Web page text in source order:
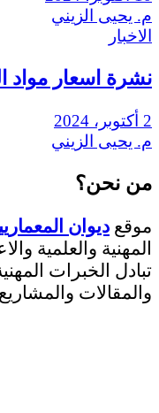
م. يحيى الزيني
الاخبار
نشرة اسعار مواد
2 أكتوبر، 2024
م. يحيى الزيني
من نحن؟
موقع ديوان
المهنية والعلمية
تبادل الخبرات
والمقالات